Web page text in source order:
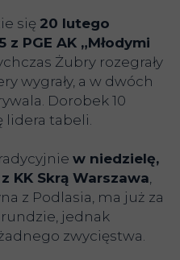
się 20 lutego
PGE AK „Młodymi
Żubry rozegrały
wygrały, a w dwóch
Dorobek 10
lidera tabeli.
w niedzielę,
KK Skrą Warszawa,
z Podlasia, ma już za
jednak
zwycięstwa.